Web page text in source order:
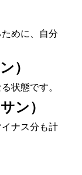
めに、自分
）
状態です。
ン）
ナス分も計